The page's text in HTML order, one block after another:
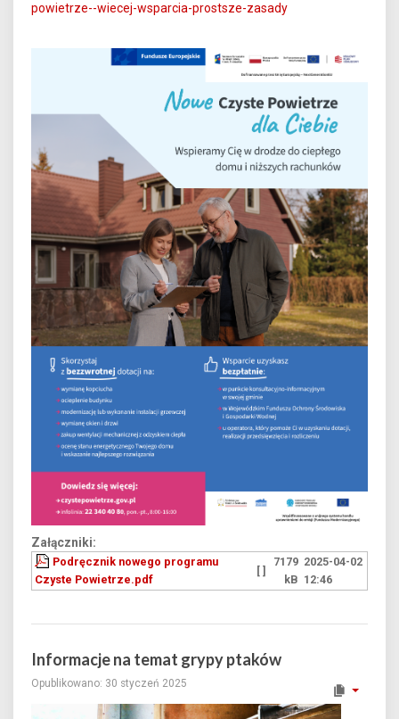
powietrze--wiecej-wsparcia-prostsze-zasady
Załączniki:
Podręcznik nowego programu
Czyste Powietrze.pdf
[ ]
7179
kB
2025-04-02
12:46
Informacje na temat grypy ptaków
Opublikowano: 30 styczeń 2025